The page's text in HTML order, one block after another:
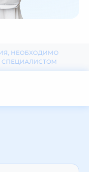
НЕОБХОДИМО
СПЕЦИАЛИСТОМ